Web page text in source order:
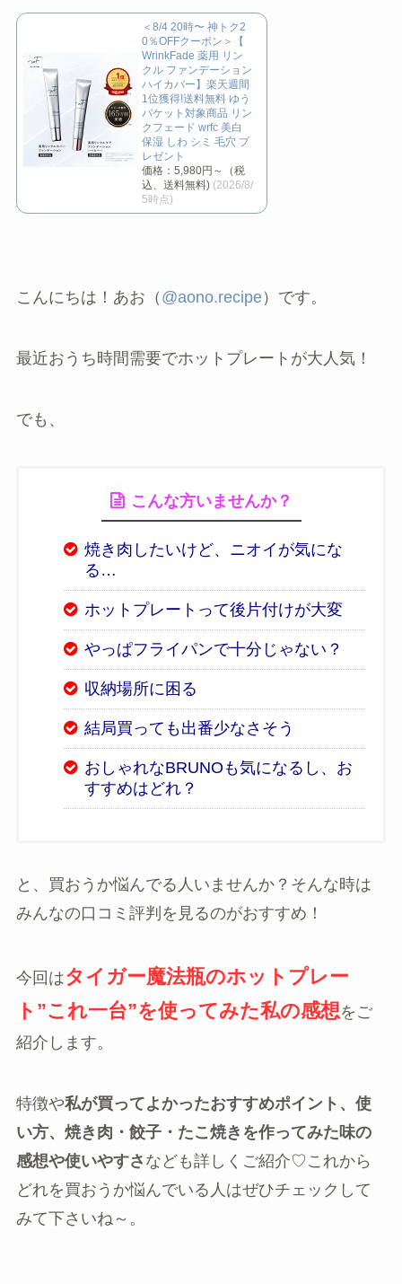
＜8/4 20時〜 神トク2
0％OFFクーポン＞【
WrinkFade 薬用 リン
クル ファンデーション
ハイカバー】楽天週間
1位獲得!送料無料 ゆう
パケット対象商品 リン
クフェード wrfc 美白
保湿 しわ シミ 毛穴 プ
レゼント
価格：5,980円～（税
込、送料無料) (2026/8/
5時点)
こんにちは！あお（ @aono.recipe）です。
最近おうち時間需要でホットプレートが大人気！
でも、
こんな方いませんか？
焼き肉したいけど、ニオイが気にな
る…
ホットプレートって後片付けが大変
やっぱフライパンで十分じゃない？
収納場所に困る
結局買っても出番少なさそう
おしゃれなBRUNOも気になるし、お
すすめはどれ？
と、買おうか悩んでる人いませんか？そんな時は
みんなの口コミ評判を見るのがおすすめ！
今回はタイガー魔法瓶のホットプレー
ト”これ一台”を使ってみた私の感想をご
紹介します。
特徴や私が買ってよかったおすすめポイント、使
い方、焼き肉・餃子・たこ焼きを作ってみた味の
感想や使いやすさ なども詳しくご紹介♡これから
どれを買おうか悩んでいる人はぜひチェックして
みて下さいね～。